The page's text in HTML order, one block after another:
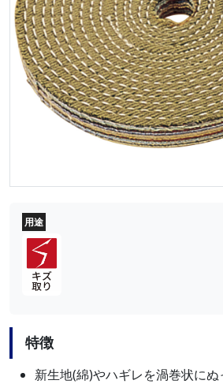
用途
特徴
新生地(綿)やハギレを渦巻状にぬ